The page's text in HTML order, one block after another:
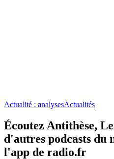
Actualité : analysesActualités
Écoutez Antithèse,
d'autres podcasts du
l'app de radio.fr